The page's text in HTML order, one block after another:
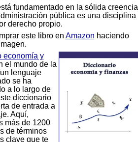
fundamentado en la sólida creencia
pública es una disciplina
derecho propio.
este libro en Amazon haciendo
economía y
el mundo de la
lenguaje
se ha
a lo largo de
diccionario
de entrada a
Aquí,
más de 1200
de términos
clave que te